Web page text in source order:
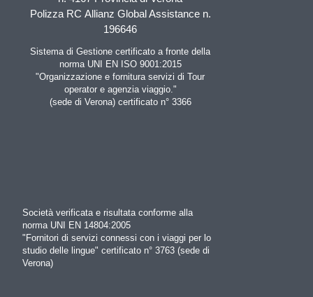
Polizza RC Allianz Global Assistance n.
196646
Sistema di Gestione certificato a fronte della
norma UNI EN ISO 9001:2015
"Organizzazione e fornitura servizi di Tour
operator e agenzia viaggio."
(sede di Verona) certificato n° 3366
Società verificata e risultata conforme alla
norma UNI EN 14804:2005
"Fornitori di servizi connessi con i viaggi per lo
studio delle lingue" certificato n° 3763 (sede di
Verona)